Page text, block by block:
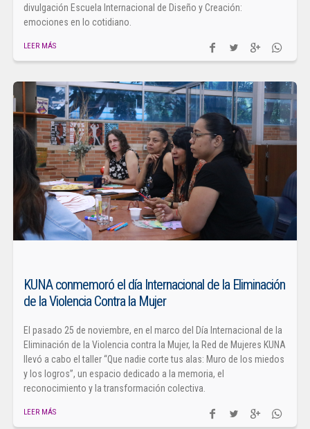
divulgación Escuela Internacional de Diseño y Creación:
emociones en lo cotidiano.
LEER MÁS
KUNA conmemoró el día Internacional de la Eliminación
de la Violencia Contra la Mujer
El pasado 25 de noviembre, en el marco del Día Internacional de la
Eliminación de la Violencia contra la Mujer, la Red de Mujeres KUNA
llevó a cabo el taller “Que nadie corte tus alas: Muro de los miedos
y los logros”, un espacio dedicado a la memoria, el
reconocimiento y la transformación colectiva.
LEER MÁS